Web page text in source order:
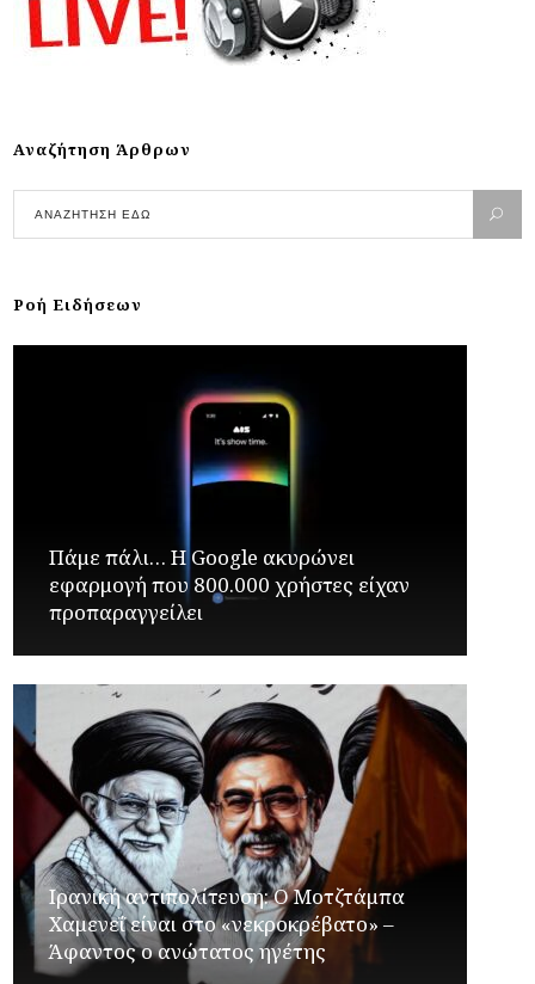
Αναζήτηση Άρθρων
Ροή Ειδήσεων
Πάμε πάλι… Η Google ακυρώνει
εφαρμογή που 800.000 χρήστες είχαν
προπαραγγείλει
Ιρανική αντιπολίτευση: Ο Μοτζτάμπα
Χαμενεΐ είναι στο «νεκροκρέβατο» –
Άφαντος ο ανώτατος ηγέτης